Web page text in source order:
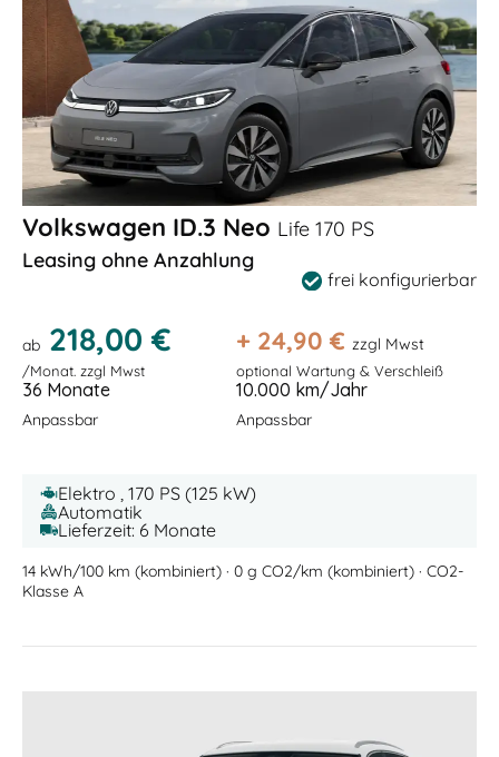
Volkswagen ID.3 Neo Life 170 PS
Leasing ohne Anzahlung
frei konfigurierbar
ab 218,00 €
/Monat. zzgl Mwst
+ 24,90 € zzgl Mwst
optional Wartung & Verschleiß
36 Monate
Anpassbar
10.000 km/Jahr
Anpassbar
Elektro , 170 PS (125 kW)
Automatik
Lieferzeit: 6 Monate
14 kWh/100 km (kombiniert) · 0 g CO2/km (kombiniert) · CO2-
Klasse A